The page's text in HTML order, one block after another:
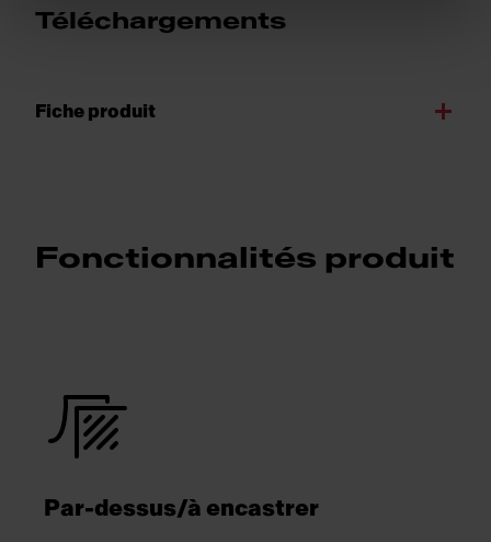
Téléchargements
Fiche produit
Fonctionnalités produit
Par-dessus/à encastrer